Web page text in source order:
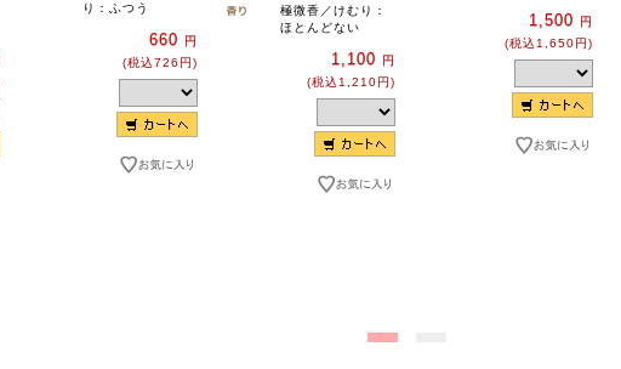
り：ふつう
660
円
(税込726円)
極微香／けむり：
ほとんどない
1,100
円
(税込1,210円)
1,500
円
(税込1,650円)